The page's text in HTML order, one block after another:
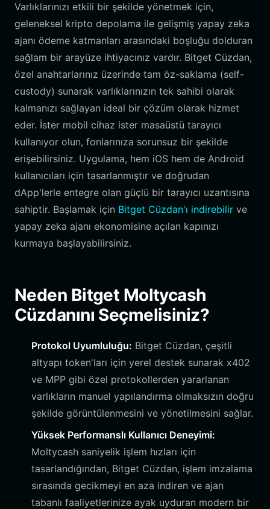
Varlıklarınızı etkili bir şekilde yönetmek için,
geleneksel kripto depolama ile gelişmiş yapay zeka
ajanı ödeme katmanları arasındaki boşluğu dolduran
sağlam bir arayüze ihtiyacınız vardır. Bitget Cüzdan,
özel anahtarlarınız üzerinde tam öz-saklama (self-
custody) sunarak varlıklarınızın tek sahibi olarak
kalmanızı sağlayan ideal bir çözüm olarak hizmet
eder. İster mobil cihaz ister masaüstü tarayıcı
kullanıyor olun, fonlarınıza sorunsuz bir şekilde
erişebilirsiniz. Uygulama, hem iOS hem de Android
kullanıcıları için tasarlanmıştır ve doğrudan
dApp'lerle entegre olan güçlü bir tarayıcı uzantısına
sahiptir. Başlamak için Bitget Cüzdan'ı indirebilir ve
yapay zeka ajanı ekonomisine açılan kapınızı
kurmaya başlayabilirsiniz.
Neden Bitget Moltycash
Cüzdanını Seçmelisiniz?
Protokol Uyumluluğu: Bitget Cüzdan, çeşitli
altyapı token'ları için yerel destek sunarak x402
ve MPP gibi özel protokollerden yararlanan
varlıkların manuel yapılandırma olmaksızın doğru
şekilde görüntülenmesini ve yönetilmesini sağlar.
Yüksek Performanslı Kullanıcı Deneyimi:
Moltycash saniyelik işlem hızları için
tasarlandığından, Bitget Cüzdan, işlem imzalama
sırasında gecikmeyi en aza indiren ve ajan
tabanlı faaliyetlerinize ayak uyduran modern bir